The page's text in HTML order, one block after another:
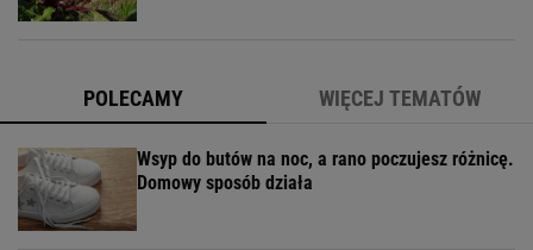
POLECAMY WIĘCEJ TEMATÓW
Wsyp do butów na noc, a rano poczujesz różnicę.
Domowy sposób działa